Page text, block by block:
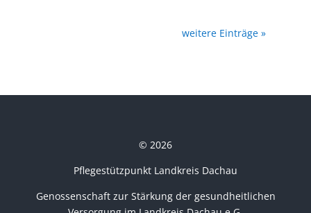
weitere Einträge »
© 2026
Pflegestützpunkt Landkreis Dachau
Genossenschaft zur Stärkung der gesundheitlichen